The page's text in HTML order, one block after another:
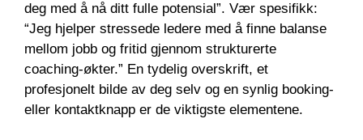
deg med å nå ditt fulle potensial”. Vær spesifikk:
“Jeg hjelper stressede ledere med å finne balanse
mellom jobb og fritid gjennom strukturerte
coaching-økter.” En tydelig overskrift, et
profesjonelt bilde av deg selv og en synlig booking-
eller kontaktknapp er de viktigste elementene.